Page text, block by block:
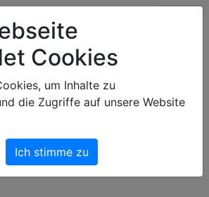
leer.
Cookies
um Inhalte zu
die Zugriffe auf unsere Website
Ich stimme zu